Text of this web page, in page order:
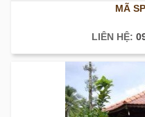
MÃ
LIÊN HỆ: